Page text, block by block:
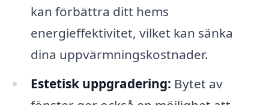
kan förbättra ditt hems
energieffektivitet, vilket kan sänka
dina uppvärmningskostnader.
Estetisk uppgradering: Bytet av